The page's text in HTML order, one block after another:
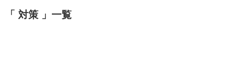
「 対策 」一覧